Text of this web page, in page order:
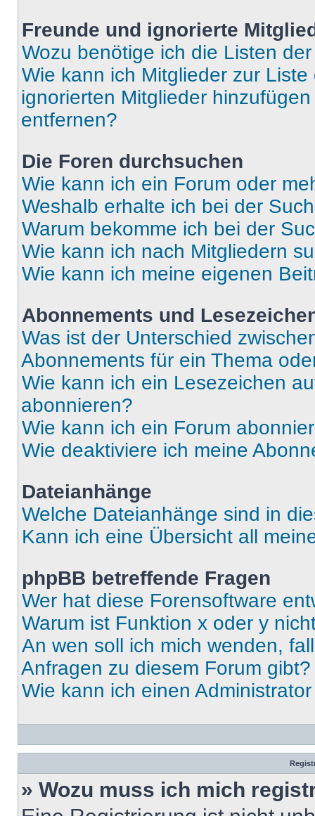
Freunde und ignorierte
Wozu benötige ich die Listen
Wie kann ich Mitglieder zur
ignorierten Mitglieder
entfernen?
Die Foren durchsuchen
Wie kann ich ein Forum oder
Weshalb erhalte ich bei der
Warum bekomme ich bei der
Wie kann ich nach Mitgliedern
Wie kann ich meine eigenen
Abonnements und
Was ist der Unterschied
Abonnements für ein Thema
Wie kann ich ein Lesezeichen
abonnieren?
Wie kann ich ein Forum
Wie deaktiviere ich meine
Dateianhänge
Welche Dateianhänge sind in
Kann ich eine Übersicht all
phpBB betreffende Fragen
Wer hat diese Forensoftware
Warum ist Funktion x oder y
An wen soll ich mich wenden,
Anfragen zu diesem Forum gibt?
Wie kann ich einen
» Wozu muss ich mich